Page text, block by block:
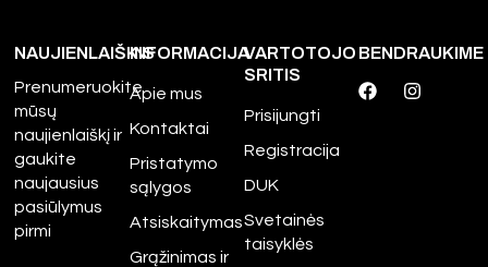
NAUJIENLAIŠKIS
Prenumeruokite
mūsų
naujienlaiškį ir
gaukite
naujausius
pasiūlymus
pirmi
INFORMACIJA
Apie mus
Kontaktai
Pristatymo
sąlygos
Atsiskaitymas
Grąžinimas ir
VARTOTOJO
SRITIS
Prisijungti
Registracija
DUK
Svetainės
taisyklės
BENDRAUKIME